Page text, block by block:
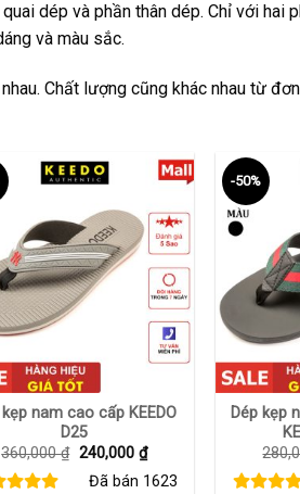
dép và phần thân dép. Chỉ với hai
và màu sắc.
Chất lượng cũng khác nhau từ
kẹp nam cao cấp KEEDO
D25
360,000₫ Giá
là:
240,000 ₫Giá
hiện
tại
Đã bán 1623
-50%
+
Dép kẹp